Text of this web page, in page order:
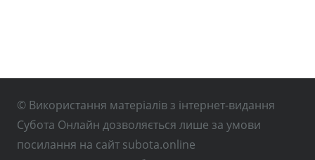
© Використання матеріалів з інтернет-видання
Субота Онлайн дозволяється лише за умови
посилання на сайт subota.online